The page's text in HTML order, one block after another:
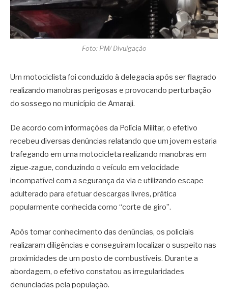
Foto: PM/ Divulgação
Um motociclista foi conduzido à delegacia após ser flagrado
realizando manobras perigosas e provocando perturbação
do sossego no município de Amaraji.
De acordo com informações da Polícia Militar, o efetivo
recebeu diversas denúncias relatando que um jovem estaria
trafegando em uma motocicleta realizando manobras em
zigue-zague, conduzindo o veículo em velocidade
incompatível com a segurança da via e utilizando escape
adulterado para efetuar descargas livres, prática
popularmente conhecida como “corte de giro”.
Após tomar conhecimento das denúncias, os policiais
realizaram diligências e conseguiram localizar o suspeito nas
proximidades de um posto de combustíveis. Durante a
abordagem, o efetivo constatou as irregularidades
denunciadas pela população.